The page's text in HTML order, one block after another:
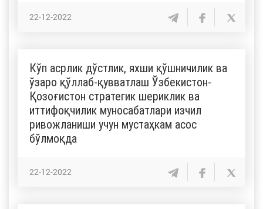
22-12-2022
Кўп асрлик дўстлик, яхши қўшничилик ва
ўзаро қўллаб-қувватлаш Ўзбекистон-
Қозоғистон стратегик шериклик ва
иттифоқчилик муносабатлари изчил
ривожланиши учун мустаҳкам асос
бўлмоқда
22-12-2022